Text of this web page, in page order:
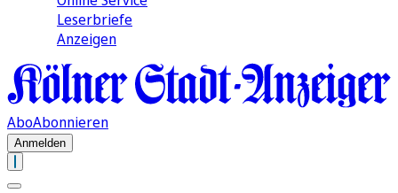
Leserbriefe
Anzeigen
AboAbonnieren
Anmelden